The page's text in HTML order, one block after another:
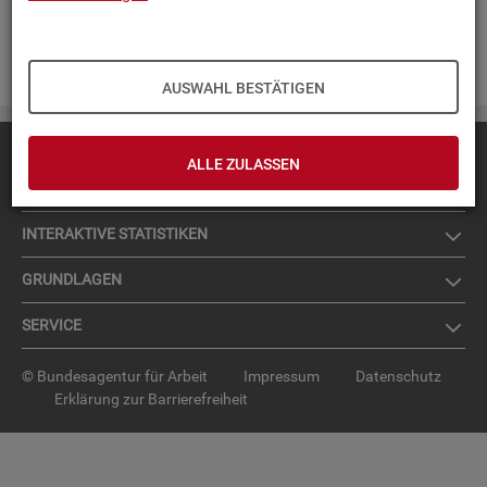
AUSWAHL BESTÄTIGEN
ALLE ZULASSEN
Diese Seite
TOP-PRO­DUK­TE
IN­TER­AK­TI­VE STA­TIS­TI­KEN
GRUND­LA­GEN
SER­VICE
© Bundesagentur für Arbeit Impressum
Datenschutz
Erklärung zur Barrierefreiheit